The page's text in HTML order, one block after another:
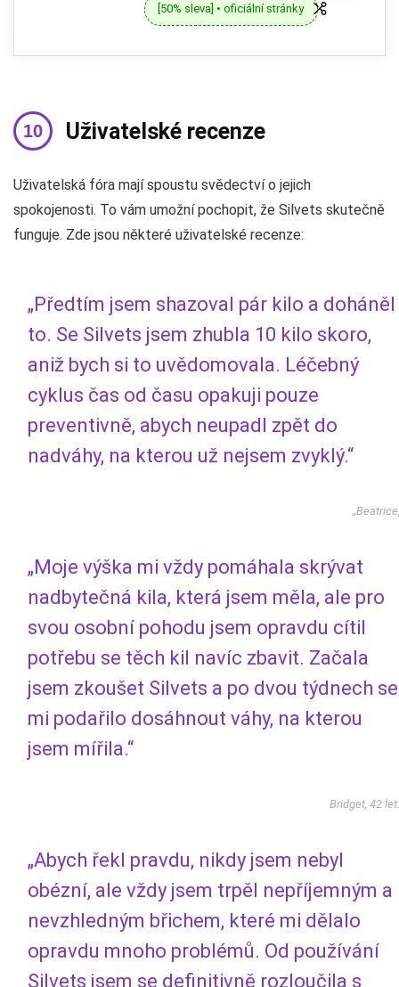
[50% sleva] • oficiální stránky
Uživatelské recenze
Uživatelská fóra mají spoustu svědectví o jejich
spokojenosti. To vám umožní pochopit, že Silvets skutečně
funguje. Zde jsou některé uživatelské recenze:
„Předtím jsem shazoval pár kilo a doháněl
to. Se Silvets jsem zhubla 10 kilo skoro,
aniž bych si to uvědomovala. Léčebný
cyklus čas od času opakuji pouze
preventivně, abych neupadl zpět do
nadváhy, na kterou už nejsem zvyklý.“
„Beatrice,
„Moje výška mi vždy pomáhala skrývat
nadbytečná kila, která jsem měla, ale pro
svou osobní pohodu jsem opravdu cítil
potřebu se těch kil navíc zbavit. Začala
jsem zkoušet Silvets a po dvou týdnech se
mi podařilo dosáhnout váhy, na kterou
jsem mířila.“
Bridget, 42 let.
„Abych řekl pravdu, nikdy jsem nebyl
obézní, ale vždy jsem trpěl nepříjemným a
nevzhledným břichem, které mi dělalo
opravdu mnoho problémů. Od používání
Silvets jsem se definitivně rozloučila s